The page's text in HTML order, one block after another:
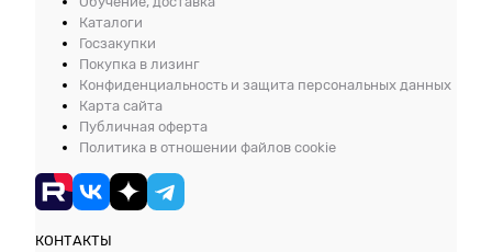
Каталоги
Госзакупки
Покупка в лизинг
Конфиденциальность и защита персональных данных
Карта сайта
Публичная оферта
Политика в отношении файлов cookie
КОНТАКТЫ